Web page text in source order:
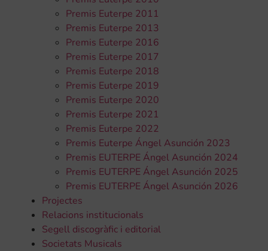
Premis Euterpe 2011
Premis Euterpe 2013
Premis Euterpe 2016
Premis Euterpe 2017
Premis Euterpe 2018
Premis Euterpe 2019
Premis Euterpe 2020
Premis Euterpe 2021
Premis Euterpe 2022
Premis Euterpe Ángel Asunción 2023
Premis EUTERPE Ángel Asunción 2024
Premis EUTERPE Ángel Asunción 2025
Premis EUTERPE Ángel Asunción 2026
Projectes
Relacions institucionals
Segell discogràfic i editorial
Societats Musicals